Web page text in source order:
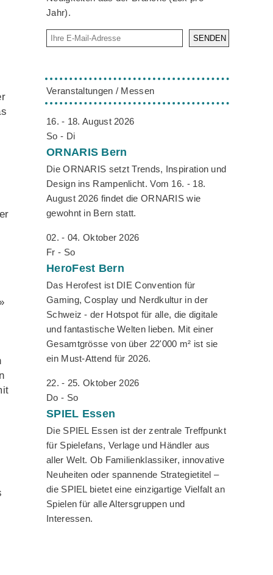
Jahr).
SENDEN
Veranstaltungen / Messen
16. - 18. August 2026
So - Di
ORNARIS Bern
Die ORNARIS setzt Trends, Inspiration und
Design ins Rampenlicht. Vom 16. - 18.
August 2026 findet die ORNARIS wie
gewohnt in Bern statt.
02. - 04. Oktober 2026
Fr - So
HeroFest Bern
Das Herofest ist DIE Convention für
Gaming, Cosplay und Nerdkultur in der
Schweiz - der Hotspot für alle, die digitale
und fantastische Welten lieben. Mit einer
Gesamtgrösse von über 22'000 m² ist sie
ein Must-Attend für 2026.
22. - 25. Oktober 2026
Do - So
SPIEL Essen
Die SPIEL Essen ist der zentrale Treffpunkt
für Spielefans, Verlage und Händler aus
aller Welt. Ob Familienklassiker, innovative
Neuheiten oder spannende Strategietitel –
die SPIEL bietet eine einzigartige Vielfalt an
Spielen für alle Altersgruppen und
Interessen.